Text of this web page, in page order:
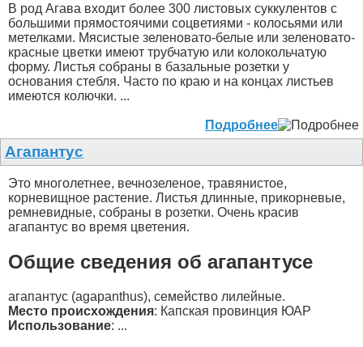
В род Агава входит более 300 листовых суккулентов с
большими прямостоячими соцветиями - колосьями или
метелками. Мясистые зеленовато-белые или зеленовато-
красные цветки имеют трубчатую или колокольчатую
форму. Листья собраны в базальные розетки у
основания стебля. Часто по краю и на концах листьев
имеются колючки. ...
Подробнее
Агапантус
Это многолетнее, вечнозеленое, травянистое,
корневищное растение. Листья длинные, прикорневые,
ремневидные, собраны в розетки. Очень красив
агапантус во время цветения.
Общие сведения об агапантусе
агапантус (agapanthus), семейство лилейные.
Место происхождения: Капская провинция ЮАР
Использование: ...